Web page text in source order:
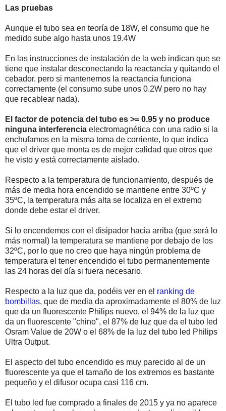
Las pruebas
Aunque el tubo sea en teoría de 18W, el consumo que he
medido sube algo hasta unos 19.4W
En las instrucciones de instalación de la web indican que se
tiene que instalar desconectando la reactancia y quitando el
cebador, pero si mantenemos la reactancia funciona
correctamente (el consumo sube unos 0.2W pero no hay
que recablear nada).
El factor de potencia del tubo es >= 0.95 y no produce
ninguna interferencia electromagnética con una radio si la
enchufamos en la misma toma de corriente, lo que indica
que el driver que monta es de mejor calidad que otros que
he visto y está correctamente aislado.
Respecto a la temperatura de funcionamiento, después de
más de media hora encendido se mantiene entre 30ºC y
35ºC, la temperatura más alta se localiza en el extremo
donde debe estar el driver.
Si lo encendemos con el disipador hacia arriba (que será lo
más normal) la temperatura se mantiene por debajo de los
32ºC, por lo que no creo que haya ningún problema de
temperatura el tener encendido el tubo permanentemente
las 24 horas del día si fuera necesario.
Respecto a la luz que da, podéis ver en el ranking de
bombillas, que de media da aproximadamente el 80% de luz
que da un fluorescente Philips nuevo, el 94% de la luz que
da un fluorescente "chino", el 87% de luz que da el tubo led
Osram Value de 20W o el 68% de la luz del tubo led Philips
Ultra Output.
El aspecto del tubo encendido es muy parecido al de un
fluorescente ya que el tamaño de los extremos es bastante
pequeño y el difusor ocupa casi 116 cm.
El tubo led fue comprado a finales de 2015 y ya no aparece